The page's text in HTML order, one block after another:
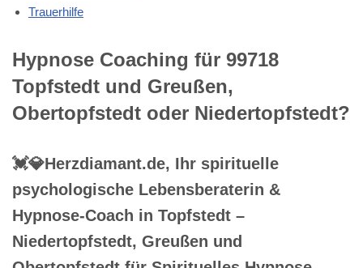
Trauerhilfe
Hypnose Coaching für 99718
Topfstedt und Greußen,
Obertopfstedt oder Niedertopfstedt?
💓️💎Herzdiamant.de, Ihr spirituelle
psychologische Lebensberaterin &
Hypnose-Coach in Topfstedt –
Niedertopfstedt, Greußen und